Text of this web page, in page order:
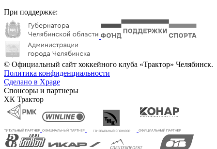
При поддержке:
© Официальный сайт хоккейного клуба «Трактор» Челябинск.
Политика конфиденциальности
Сделано в Xpage
Спонсоры и партнеры
ХК Трактор